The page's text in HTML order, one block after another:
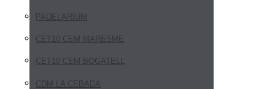
PADELARIUM
CET10 CEM MARESME
CET10 CEM BOGATELL
CDM LA CEBADA